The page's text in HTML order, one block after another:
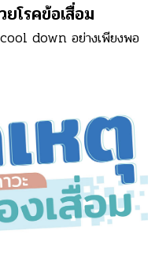
โรคข้อเสื่อม
cool down อย่างเพียงพอ